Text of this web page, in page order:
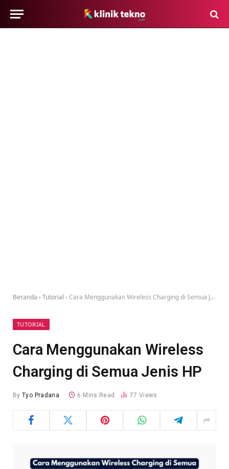
Beranda › Tutorial › Cara Menggunakan Wireless Charging di Semua Jenis HP
TUTORIAL
Cara Menggunakan Wireless
Charging di Semua Jenis HP
By Tyo Pradana 6 Mins Read 77 Views